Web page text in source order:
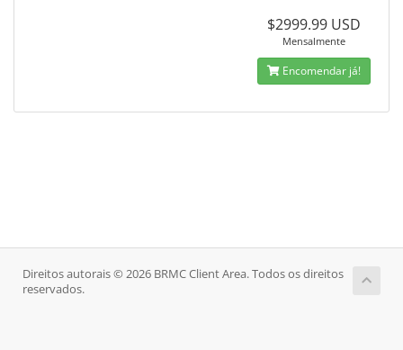
$2999.99 USD
Mensalmente
Encomendar já!
Direitos autorais © 2026 BRMC Client Area. Todos os direitos
reservados.